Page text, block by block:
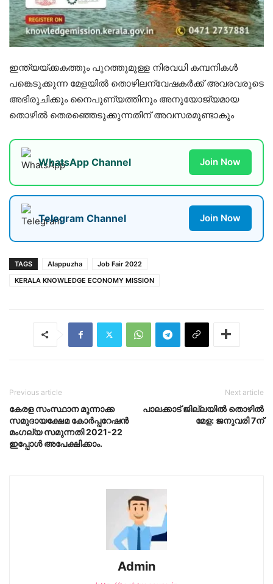
ഇന്ത്യയ്ക്കകത്തും പുറത്തുമുള്ള നിരവധി കമ്പനികൾ
പങ്കെടുക്കുന്ന മേളയിൽ തൊഴിലന്വേഷകർക്ക് അവരവരുടെ
അഭിരുചിക്കും നൈപുണ്യത്തിനും അനുയോജ്യമായ
തൊഴിൽ തെരഞ്ഞെടുക്കുന്നതിന് അവസരമുണ്ടാകും
WhatsApp Channel Join Now
Telegram Channel Join Now
TAGS Alappuzha
Job Fair 2022
KERALA KNOWLEDGE ECONOMY MISSION
Previous article
കേരള സംസ്ഥാന മുന്നാക്ക
സമുദായക്ഷേമ കോർപ്പറേഷൻ
മംഗല്യ സമുന്നതി 2021-22
ഇപ്പോൾ അപേക്ഷിക്കാം.
Next article
പാലക്കാട് ജില്ലയിൽ തൊഴില്‍
മേള: ജനുവരി 7ന്
Admin